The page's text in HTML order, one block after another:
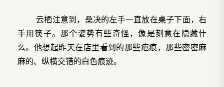
云栖注意到，桑决的左手一直放在桌子下面，右
手用筷子。那个姿势有些奇怪，像是刻意在隐藏什
么。他想起昨天在店里看到的那些疤痕，那些密密麻
麻的、纵横交错的白色痕迹。